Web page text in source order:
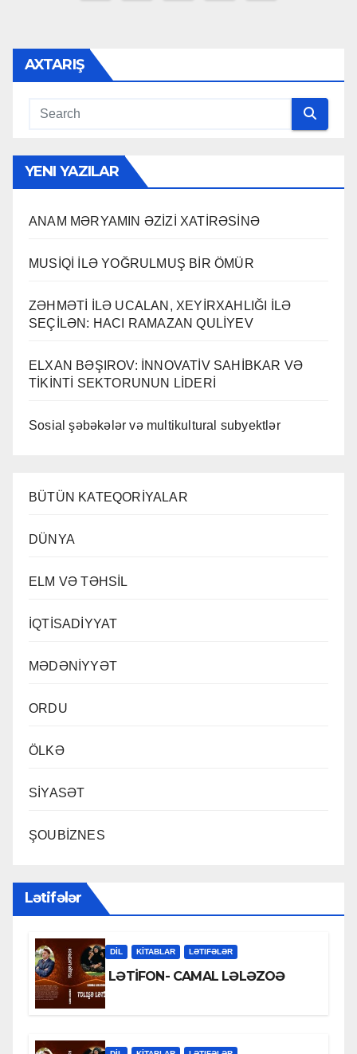
AXTARIŞ
YENI YAZILAR
ANAM MƏRYAMIN ƏZİZİ XATİRƏSİNƏ
MUSİQİ İLƏ YOĞRULMUŞ BİR ÖMÜR
ZƏHMƏTİ İLƏ UCALAN, XEYİRXAHLIĞI İLƏ
SEÇİLƏN: HACI RAMAZAN QULİYEV
ELXAN BƏŞIROV: İNNOVATİV SAHİBKAR VƏ
TİKİNTİ SEKTORUNUN LİDERİ
Sosial şəbəkələr və multikultural subyektlər
BÜTÜN KATEQORİYALAR
DÜNYA
ELM VƏ TƏHSİL
İQTİSADİYYAT
MƏDƏNİYYƏT
ORDU
ÖLKƏ
SİYASƏT
ŞOUBİZNES
Lətifələr
DİL KİTABLAR LƏTIFƏLƏR
LƏTİFON- CAMAL LƏLƏZOƏ